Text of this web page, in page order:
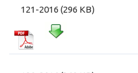
121-2016 (296 KB)